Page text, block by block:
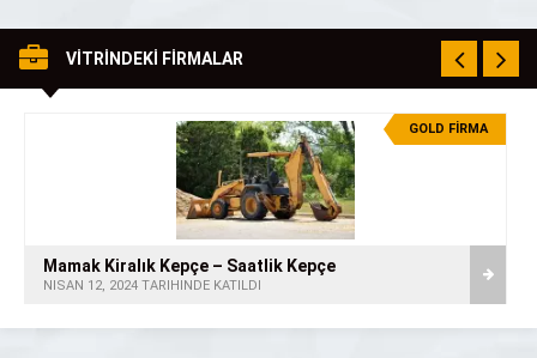
VİTRİNDEKİ FİRMALAR
GOLD FİRMA
Mamak Kiralık Kepçe – Saatlik Kepçe
NISAN 12, 2024 TARİHİNDE KATILDI